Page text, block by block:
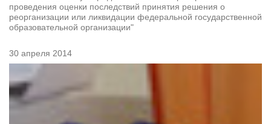
проведения оценки последствий принятия решения о
реорганизации или ликвидации федеральной государственной
образовательной организации"
30 апреля 2014